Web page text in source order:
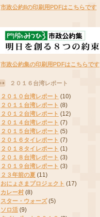
市政公約IIの印刷用PDFはこちらです
市政公約集の印刷用PDFはこちらです
２０１６台湾レポート
２０１０台湾レポート (10)
２０１１台湾レポート (8)
２０１２台湾レポート (12)
２０１４台湾レポート (7)
２０１５台湾レポート (5)
２０１６タイレポート (7)
２０１８タイレポート (1)
２０１８台湾レポート (3)
２０１９台湾レポート (3)
２３年前の夏 (11)
おにょさまプロジェクト (17)
カレー村 (8)
スター・ウォーズ (5)
ソロ活 (9)